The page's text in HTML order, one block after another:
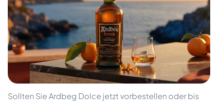
Sollten Sie Ardbeg Dolce jetzt vorbestellen oder bis